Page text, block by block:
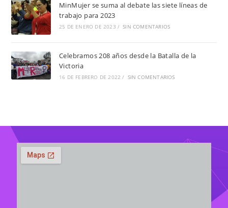
MinMujer se suma al debate las siete líneas de
trabajo para 2023
25 DE ENERO DE 2023 / SIN COMENTARIOS
Celebramos 208 años desde la Batalla de la
Victoria
16 DE FEBRERO DE 2022 / SIN COMENTARIOS